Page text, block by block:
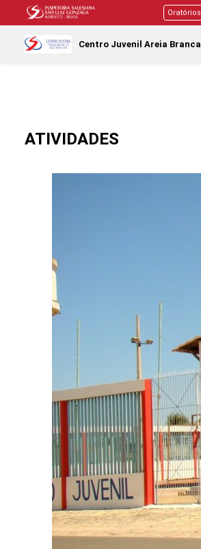
Centro Juvenil Areia Branca
ATIVIDADES